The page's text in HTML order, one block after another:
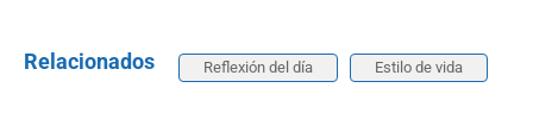
Relacionados Reflexión del día Estilo de vida